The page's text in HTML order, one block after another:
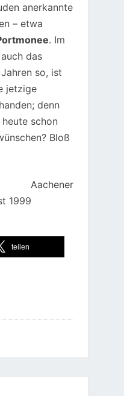
anerkannte
– etwa
. Im
das
so, ist
jetzige
denn
schon
Bloß
Aachener
1999
teilen